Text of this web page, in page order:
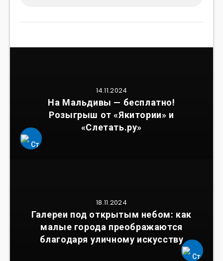
14.11.2024
На Мальдивы — бесплатно!
Розыгрыш от «Якитории» и
«Слетать.ру»
18.11.2024
Галереи под открытым небом: как
малые города преображаются
благодаря уличному искусству